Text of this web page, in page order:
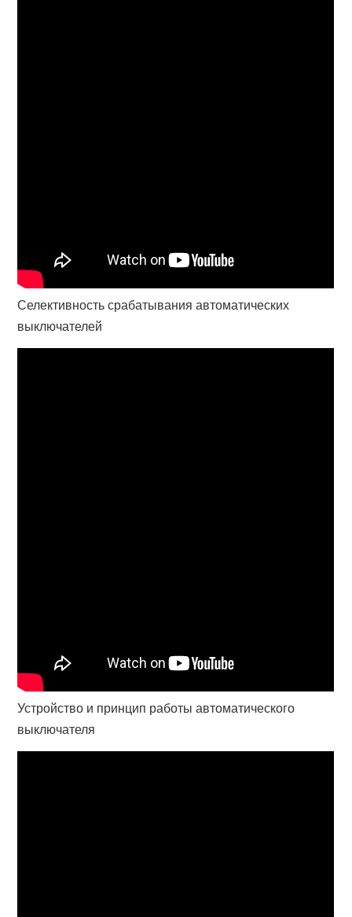
Селективность срабатывания автоматических
выключателей
Устройство и принцип работы автоматического
выключателя